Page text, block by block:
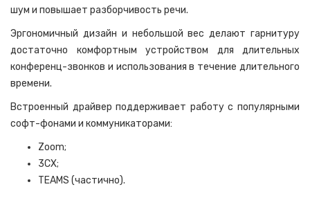
шум и повышает разборчивость речи.
Эргономичный дизайн и небольшой вес делают гарнитуру
достаточно комфортным устройством для длительных
конференц-звонков и использования в течение длительного
времени.
Встроенный драйвер поддерживает работу с популярными
софт-фонами и коммуникаторами:
Zoom;
3СX;
TEAMS (частично).